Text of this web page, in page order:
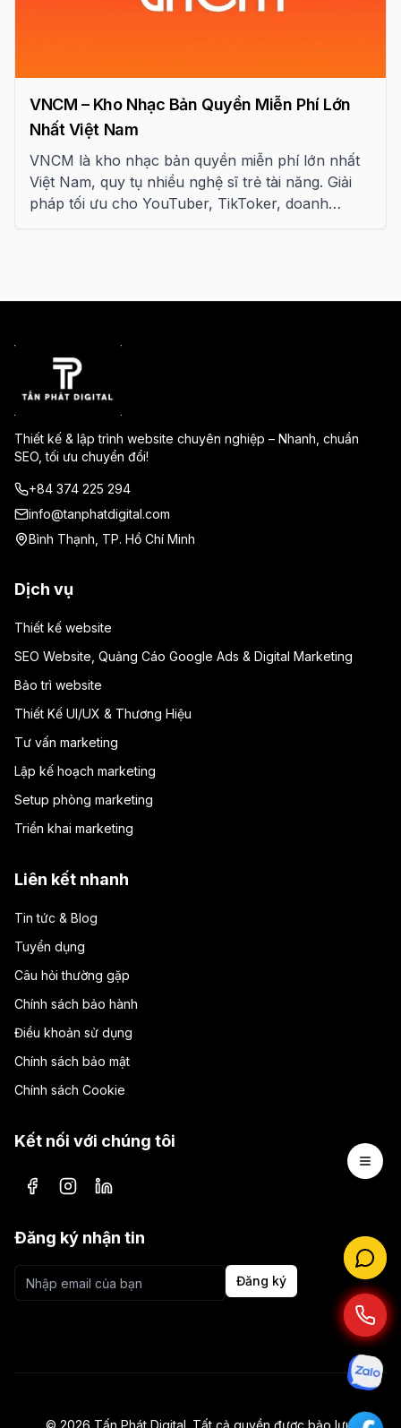
VNCM – Kho Nhạc Bản Quyền Miễn Phí Lớn
Nhất Việt Nam
VNCM là kho nhạc bản quyền miễn phí lớn nhất
Việt Nam, quy tụ nhiều nghệ sĩ trẻ tài năng. Giải
pháp tối ưu cho YouTuber, TikToker, doanh
Thiết kế & lập trình website chuyên nghiệp – Nhanh, chuẩn
SEO, tối ưu chuyển đổi!
+84 374 225 294
info@tanphatdigital.com
Bình Thạnh, TP. Hồ Chí Minh
Dịch vụ
Thiết kế website
SEO Website, Quảng Cáo Google Ads & Digital Marketing
Bảo trì website
Thiết Kế UI/UX & Thương Hiệu
Tư vấn marketing
Lập kế hoạch marketing
Setup phòng marketing
Triển khai marketing
Liên kết nhanh
Tin tức & Blog
Tuyển dụng
Câu hỏi thường gặp
Chính sách bảo hành
Điều khoản sử dụng
Chính sách bảo mật
Chính sách Cookie
Kết nối với chúng tôi
Facebook
InstagramLinkedIn
Đăng ký nhận tin
Đăng ký